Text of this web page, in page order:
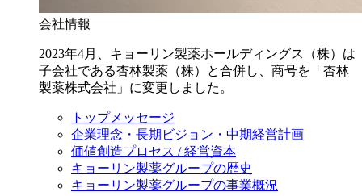
会社情報
2023年4月、キョーリン製薬ホールディングス（株）は
子会社である杏林製薬（株）と合併し、商号を「杏林
製薬株式会社」に変更しました。
トップメッセージ
企業理念・長期ビジョン・中期経営計画
価値創造プロセス / 経営資本
キョーリン製薬グループの歴史
キョーリン製薬グループの事業概況